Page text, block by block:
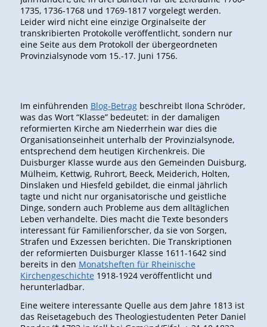
1735, 1736-1768 und 1769-1817 vorgelegt werden.
Leider wird nicht eine einzige Orginalseite der
transkribierten Protokolle veröffentlicht, sondern nur
eine Seite aus dem Protokoll der übergeordneten
Provinzialsynode vom 15.-17. Juni 1756.
Im einführenden Blog-Betragbeschreibt Ilona Schröder,
was das Wort “Klasse” bedeutet: in der damaligen
reformierten Kirche am Niederrhein war dies die
Organisationseinheit unterhalb der Provinzialsynode,
entsprechend dem heutigen Kirchenkreis. Die
Duisburger Klasse wurde aus den Gemeinden Duisburg,
Mülheim, Kettwig, Ruhrort, Beeck, Meiderich, Holten,
Dinslaken und Hiesfeld gebildet, die einmal jährlich
tagte und nicht nur organisatorische und geistliche
Dinge, sondern auch Probleme aus dem alltäglichen
Leben verhandelte. Dies macht die Texte besonders
interessant für Familienforscher, da sie von Sorgen,
Strafen und Exzessen berichten. Die Transkriptionen
der reformierten Duisburger Klasse 1611-1642 sind
bereits in den Monatsheften für Rheinische
Kirchengeschichte 1918-1924 veröffentlicht und
herunterladbar.
Eine weitere interessante Quelle aus dem Jahre 1813 ist
das Reisetagebuch des Theologiestudenten Peter Daniel